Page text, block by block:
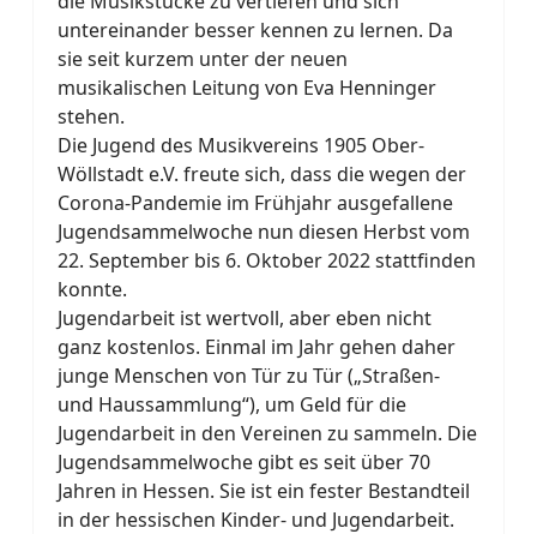
untereinander besser kennen zu lernen. Da
sie seit kurzem unter der neuen
musikalischen Leitung von Eva Henninger
stehen.
Die Jugend des Musikvereins 1905 Ober-
Wöllstadt e.V. freute sich, dass die wegen der
Corona-Pandemie im Frühjahr ausgefallene
Jugendsammelwoche nun diesen Herbst vom
22. September bis 6. Oktober 2022 stattfinden
konnte.
Jugendarbeit ist wertvoll, aber eben nicht
ganz kostenlos. Einmal im Jahr gehen daher
junge Menschen von Tür zu Tür („Straßen-
und Haussammlung“), um Geld für die
Jugendarbeit in den Vereinen zu sammeln. Die
Jugendsammelwoche gibt es seit über 70
Jahren in Hessen. Sie ist ein fester Bestandteil
in der hessischen Kinder- und Jugendarbeit.